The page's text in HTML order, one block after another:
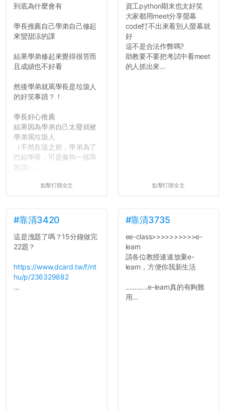
反正老人我明天就要搬離新
關，就當最後一天發個牢騷
吧XD，祝學弟妹們修課順利
到底為什麼會有
學長推薦自己學弟自己修起
來蠻甜涼的課
結果學弟修起來覺得很苦而
且成績也不好看
然後學弟就罵學長是垃圾人
的好笑事蹟？！
學長好心推薦
結果因為學弟自己太廢就被
學弟罵垃圾人
（不然在這之前，學弟為了
巴結學長，可是像狗一樣乖
的說）...
點擊打開全文
資工python期末也太好笑
大家都用meet分享螢幕
code打不出來看別人螢幕就
好
這不是合法作弊嗎?
助教要不要把考試中看meet
的人抓出來...
點擊打開全文
#靠清3420
這是洩題了嗎？15分鐘做完
22題？
https://www.dcard.tw/f/nt
hu/p/236329882
...
#靠清3735
ee-class>>>>>>>>>>e-
learn
請各位教授速速放棄e-
learn，方便你我新生活
............e-learn真的有夠難
用...